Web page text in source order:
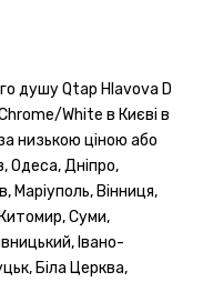
душу Qtap Hlavova D
White в Києві в
низькою ціною або
Одеса, Дніпро,
Маріуполь, Вінниця,
Суми,
Івано-
Біла Церква,